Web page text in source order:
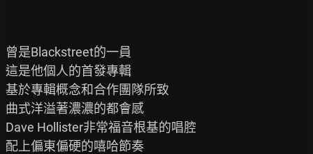
曾是Blackstreet的一員
這是他個人的首發專輯
基於專輯概念和合作團隊所致
曲式洋溢著濃濃的都會感
Dave Hollister非常福音根基的唱腔
配上偏東偏硬的嘻哈節奏